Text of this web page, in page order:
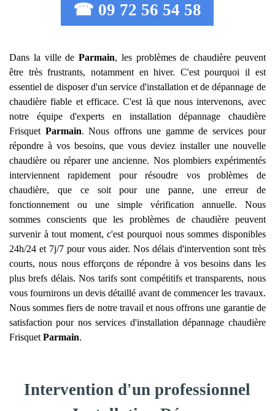
☎ 09 72 56 54 58
Dans la ville de Parmain, les problèmes de chaudière peuvent
être très frustrants, notamment en hiver. C'est pourquoi il est
essentiel de disposer d'un service d'installation et de dépannage de
chaudière fiable et efficace. C'est là que nous intervenons, avec
notre équipe d'experts en installation dépannage chaudière
Frisquet Parmain. Nous offrons une gamme de services pour
répondre à vos besoins, que vous deviez installer une nouvelle
chaudière ou réparer une ancienne. Nos plombiers expérimentés
interviennent rapidement pour résoudre vos problèmes de
chaudière, que ce soit pour une panne, une erreur de
fonctionnement ou une simple vérification annuelle. Nous
sommes conscients que les problèmes de chaudière peuvent
survenir à tout moment, c'est pourquoi nous sommes disponibles
24h/24 et 7j/7 pour vous aider. Nos délais d'intervention sont très
courts, nous nous efforçons de répondre à vos besoins dans les
plus brefs délais. Nos tarifs sont compétitifs et transparents, nous
vous fournirons un devis détaillé avant de commencer les travaux.
Nous sommes fiers de notre travail et nous offrons une garantie de
satisfaction pour nos services d'installation dépannage chaudière
Frisquet Parmain.
Intervention d'un professionnel